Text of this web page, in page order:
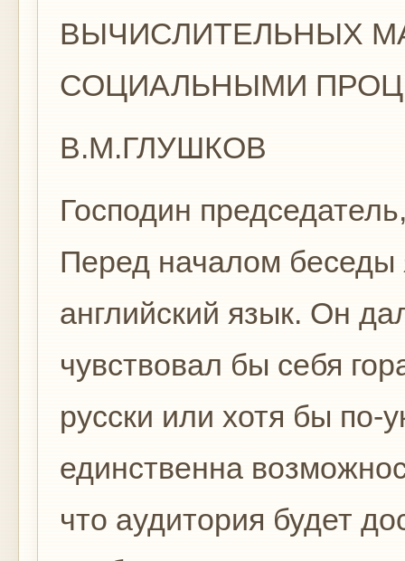
ВЫЧИСЛИТЕЛЬНЫХ
СОЦИАЛЬНЫМИ
В.М.ГЛУШКОВ
Господин
Перед началом бесе­ды
английский язык. Он
чувствовал бы себя
русски или хотя бы по-
единственна
что аудитория будет